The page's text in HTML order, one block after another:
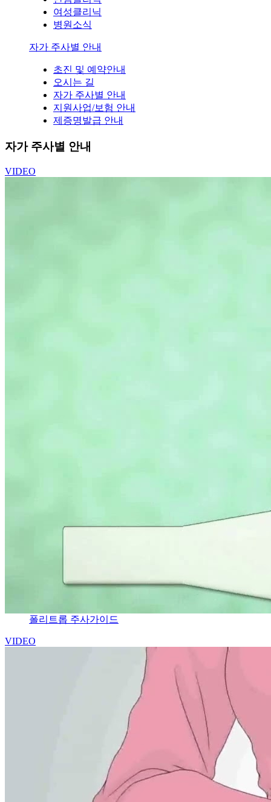
여성클리닉
병원소식
자가 주사별 안내
초진 및 예약안내
오시는 길
자가 주사별 안내
지원사업/보험 안내
제증명발급 안내
자가 주사별 안내
VIDEO
폴리트롭 주사가이드
VIDEO